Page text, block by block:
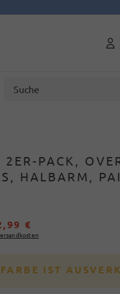
2ER-PACK,
HALBARM,
€
IST